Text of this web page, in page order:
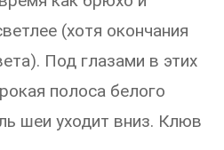
(хотя окончания
Под глазами в этих
полоса белого
шеи уходит вниз. Клюв